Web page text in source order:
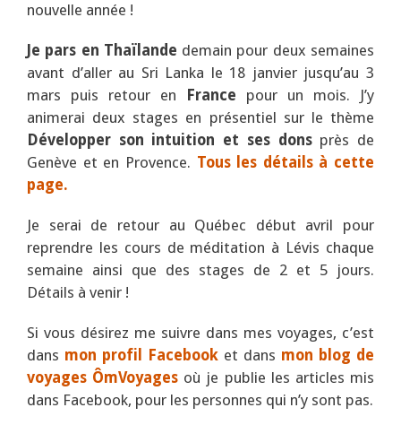
nouvelle année !
Je pars en Thaïlande demain pour deux semaines
avant d’aller au Sri Lanka le 18 janvier jusqu’au 3
mars puis retour en
France pour un mois. J’y
animerai deux stages en présentiel sur le thème
Développer son intuition et ses donsprès de
Genève et en Provence. Tous les détails à cette
page.
Je serai de retour au Québec début avril pour
reprendre les cours de méditation à Lévis chaque
semaine ainsi que des stages de 2 et 5 jours.
Détails à venir !
Si vous désirez me suivre dans mes voyages, c’est
dans mon profil Facebook et dans mon blog de
voyages ÔmVoyages où je publie les articles mis
dans Facebook, pour les personnes qui n’y sont pas.